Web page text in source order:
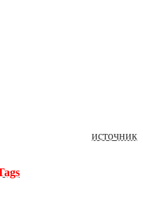
источник